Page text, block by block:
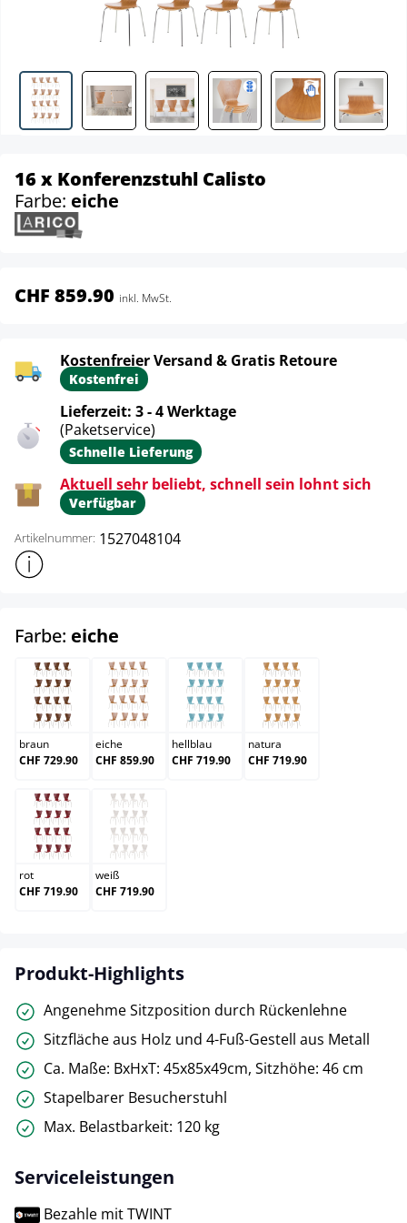
16 x Konferenzstuhl Calisto
Farbe: eiche
CHF 859.90 inkl. MwSt.
Kostenfreier Versand & Gratis Retoure
Kostenfrei
Lieferzeit: 3 - 4 Werktage
(Paketservice)
Schnelle Lieferung
Aktuell sehr beliebt, schnell sein lohnt sich
Verfügbar
Artikelnummer: 1527048104
Weitere Produktinformationen anzeigen
Farbe: eiche
braun
braun
CHF 729.90
eiche
eiche
CHF 859.90
hellblau
hellblau
CHF 719.90
natura
natura
CHF 719.90
rot
rot
CHF 719.90
weiß
weiß
CHF 719.90
Produkt-Highlights
Angenehme Sitzposition durch Rückenlehne
Sitzfläche aus Holz und 4-Fuß-Gestell aus Metall
Ca. Maße: BxHxT: 45x85x49cm, Sitzhöhe: 46 cm
Stapelbarer Besucherstuhl
Max. Belastbarkeit: 120 kg
Serviceleistungen
Bezahle mit TWINT